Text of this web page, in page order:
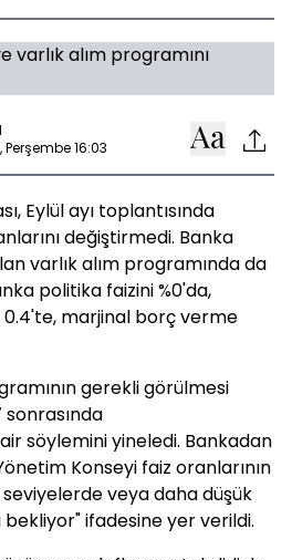
Perşembe 16:03
Eylül ayı toplantısında
değiştirmedi. Banka
varlık alım programında da
politika faizini %0'da,
0.4'te, marjinal borç verme
gerekli görülmesi
söylemini yineledi. Bankadan
Konseyi faiz oranlarının
veya daha düşük
bekliyor" ifadesine yer verildi.